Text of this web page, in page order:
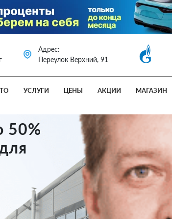
Адрес:
Переулок Верхний, 91
УСЛУГИ ЦЕНЫ АКЦИИ МАГАЗИН
50%